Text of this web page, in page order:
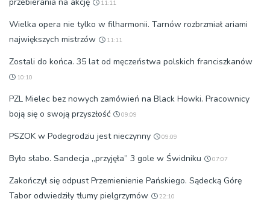
11:11
Wielka opera nie tylko w filharmonii. Tarnów rozbrzmiał ariami
największych mistrzów
11:11
Zostali do końca. 35 lat od męczeństwa polskich franciszkanów
10:10
PZL Mielec bez nowych zamówień na Black Howki. Pracownicy
boją się o swoją przyszłość
09:09
PSZOK w Podegrodziu jest nieczynny 09:09
Było słabo. Sandecja „przyjęła” 3 gole w Świdniku 07:07
Zakończył się odpust Przemienienie Pańskiego. Sądecką Górę
Tabor odwiedziły tłumy pielgrzymów
22:10